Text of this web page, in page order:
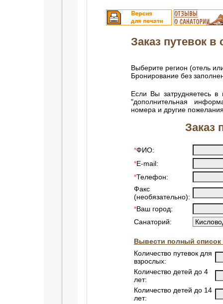
Заказ путевок в
Выберите регион (отель
Бронирование без
Если Вы затрудняетесь
"дополнительная
номера и другие
Заказ
*ФИО:
*E-mail:
*Телефон:
Факс
(необязательно):
*Ваш город:
Санаторий:
Вывести полный список
Количество путевок для
взрослых:
Количество детей до 4
лет:
Количество детей до 14
лет: